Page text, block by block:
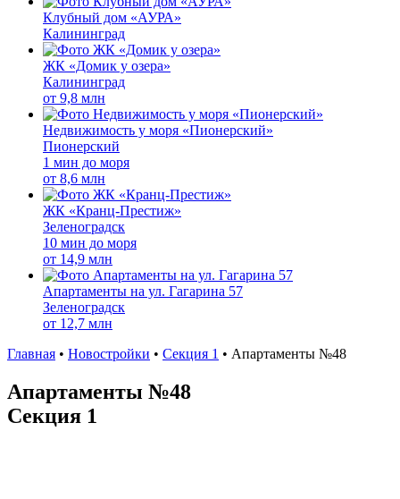
Клубный дом «АУРА»
Калининград
ЖК «Домик у озера»
Калининград
от 9,8 млн
Недвижимость у моря «Пионерский»
Пионерский
1 мин до моря
от 8,6 млн
ЖК «Кранц-Престиж»
Зеленоградск
10 мин до моря
от 14,9 млн
Апартаменты на ул. Гагарина 57
Зеленоградск
от 12,7 млн
Главная • Новостройки • Секция 1 • Апартаменты №48
Апартаменты №48
Секция 1